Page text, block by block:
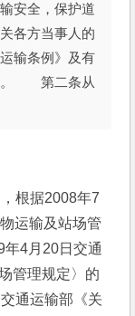
安全，保护道
各方当事人的
输条例》及有
。 第二条从
根据2008年7
运输及站场管
4月20日交通
管理规定〉的
通运输部《关